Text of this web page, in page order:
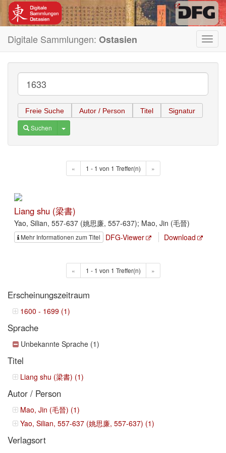
Digitale Sammlungen: Ostasien
Freie Suche Autor / Person Titel Signatur
Suchen Toggle Dropdown
« 1 - 1 von 1 Treffer(n) »
Liang shu (梁書)
Yao, Silian, 557-637 (姚思廉, 557-637); Mao, Jin (毛晉)
Mehr Informationen zum Titel DFG-Viewer Download
« 1 - 1 von 1 Treffer(n) »
Erscheinungszeitraum
1600 - 1699 (1)
Sprache
Unbekannte Sprache (1)
Titel
Liang shu (梁書) (1)
Autor / Person
Mao, Jin (毛晉) (1)
Yao, Silian, 557-637 (姚思廉, 557-637) (1)
Verlagsort